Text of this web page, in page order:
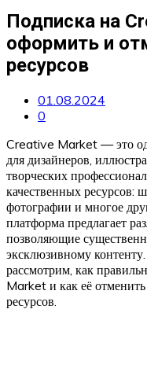
Подписка на
оформить и
ресурсов
01.08.2024
0
Creative Market — это
для дизайнеров,
творческих
качественных ресурсов:
фотографии и многое
платформа предлагает
позволяющие
эксклюзивному
рассмотрим, как
Market и как её
ресурсов.